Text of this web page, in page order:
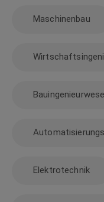
Maschinenbau
Elektrotechnik